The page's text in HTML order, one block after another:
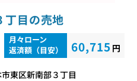
丁目の売地
月々ローン
返済額（目安）
60,715 円
東区新南部３丁目